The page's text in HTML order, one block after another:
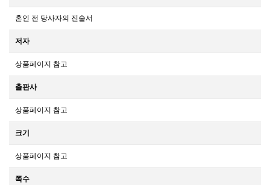
혼인 전 당사자의 진술서
저자
상품페이지 참고
출판사
상품페이지 참고
크기
상품페이지 참고
쪽수